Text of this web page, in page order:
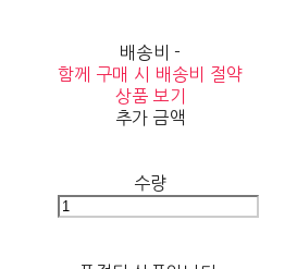
배송비 -
함께 구매 시 배송비 절약
상품 보기
추가 금액
수량